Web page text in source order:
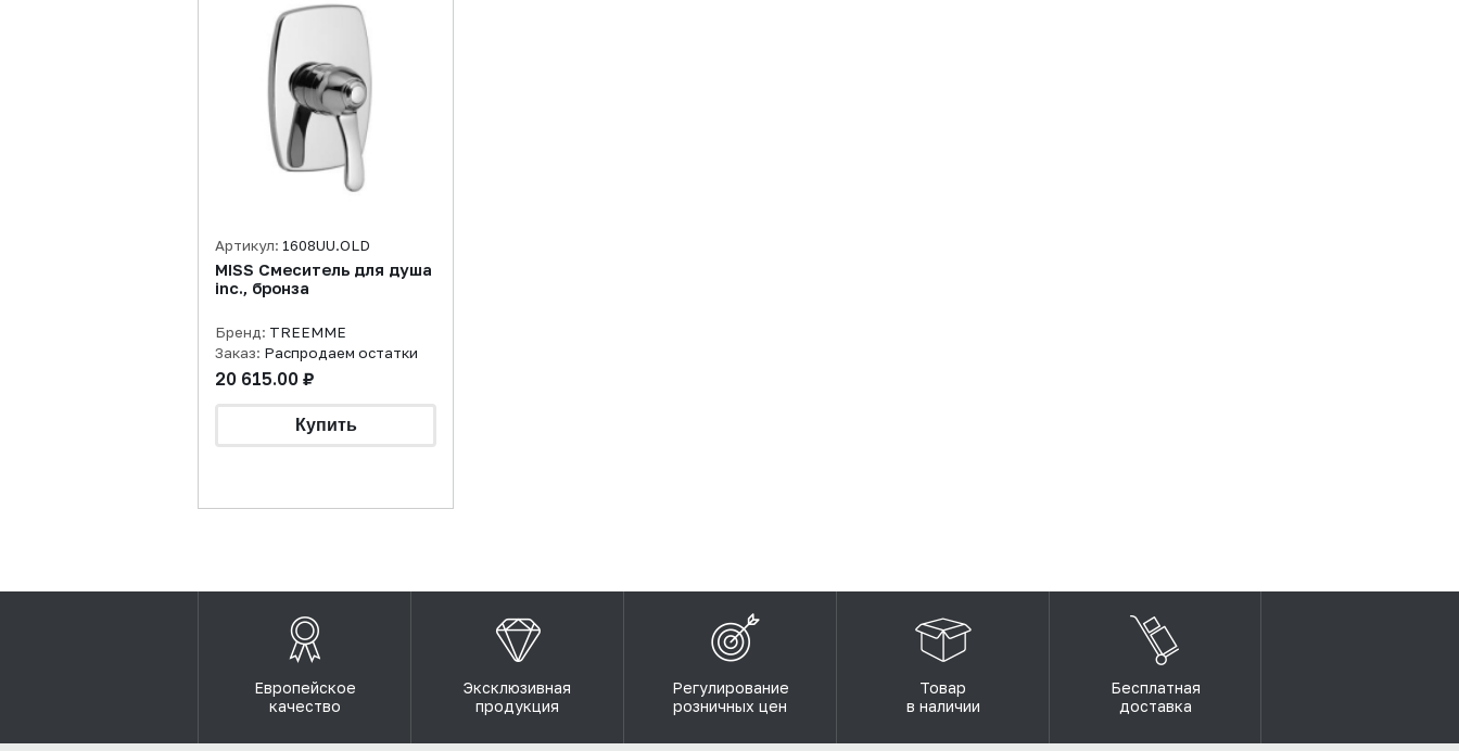
Артикул: 1608UU.OLD
MISS Смеситель для душа
inc., бронза
Бренд: TREEMME
Заказ: Распродаем остатки
20 615.00 ₽
Европейское
качество
Эксклюзивная
продукция
Регулирование
розничных цен
Товар
в наличии
Бесплатная
доставка